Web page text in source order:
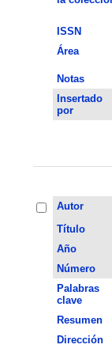
ISSN
Área
Notas
Insertado
por
Autor
Título
Año
Número
Palabras
clave
Resumen
Dirección